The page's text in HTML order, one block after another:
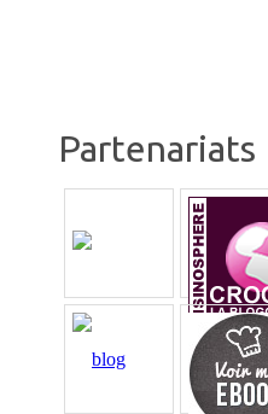
Partenariats